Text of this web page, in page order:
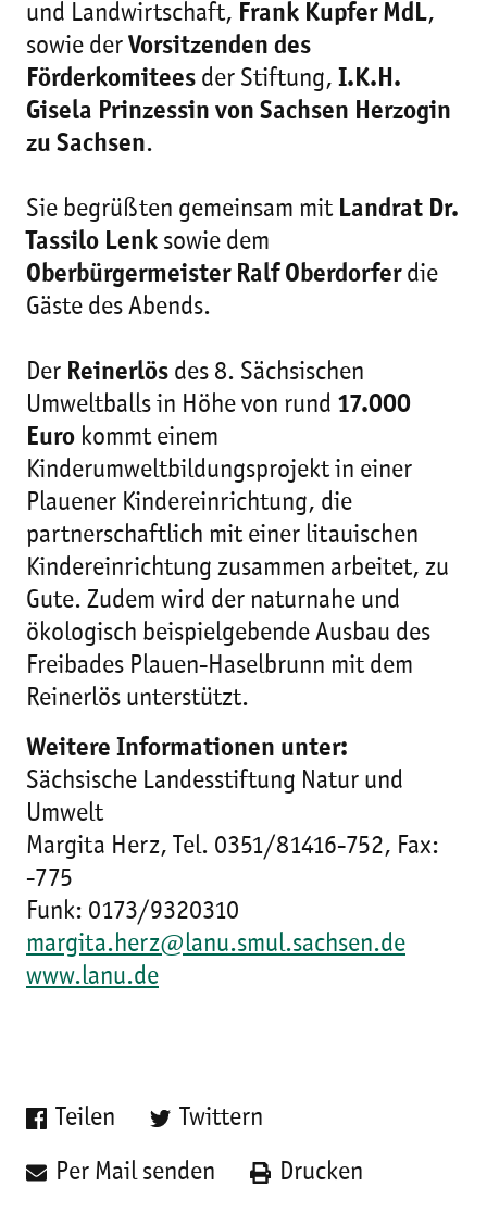
und Landwirtschaft, Frank Kupfer MdL,
sowie der Vorsitzenden des
Förderkomitees der Stiftung, I.K.H.
Gisela Prinzessin von Sachsen Herzogin
zu Sachsen.
Sie begrüßten gemeinsam mit Landrat Dr.
Tassilo Lenk sowie dem
Oberbürgermeister Ralf Oberdorferdie
Gäste des Abends.
Der Reinerlös des 8. Sächsischen
Umweltballs in Höhe von rund 17.000
Euro kommt einem
Kinderumweltbildungsprojekt in einer
Plauener Kindereinrichtung, die
partnerschaftlich mit einer litauischen
Kindereinrichtung zusammen arbeitet, zu
Gute. Zudem wird der naturnahe und
ökologisch beispielgebende Ausbau des
Freibades Plauen-Haselbrunn mit dem
Reinerlös unterstützt.
Weitere Informationen unter:
Sächsische Landesstiftung Natur und
Umwelt
Margita Herz, Tel. 0351/81416-752, Fax:
-775
Funk: 0173/9320310
margita.herz@lanu.smul.sachsen.de
www.lanu.de
Teilen Twittern
Per Mail senden Drucken